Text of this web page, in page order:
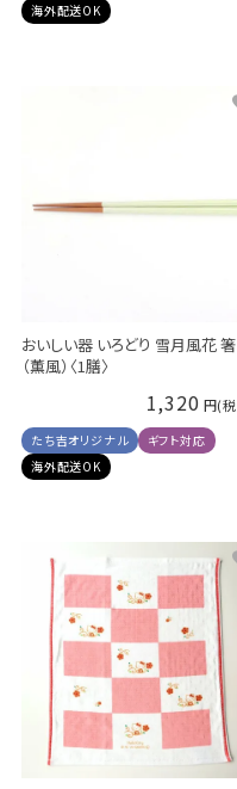
海外配送OK
おいしい器 いろどり 雪月風花 箸
（薫風）〈1膳〉
1,320
たち吉オリジナル
ギフト対応
海外配送OK